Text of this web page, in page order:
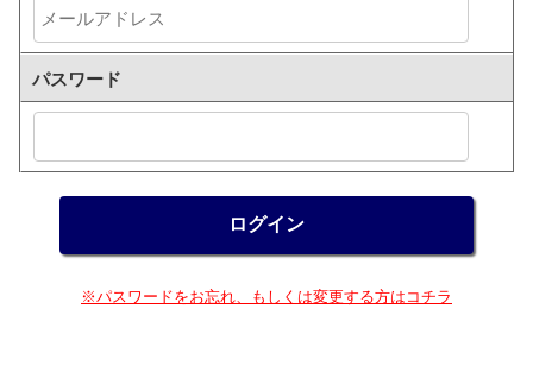
パスワード
※パスワードをお忘れ、もしくは変更する方はコチラ